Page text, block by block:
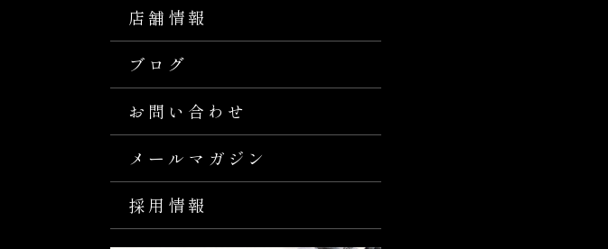
店舗情報
ブログ
お問い合わせ
メールマガジン
採用情報